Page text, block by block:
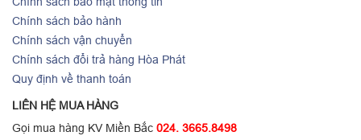
Chính sách bảo hành
Chính sách vận chuyển
Chính sách đổi trả hàng Hòa Phát
Quy định về thanh toán
LIÊN HỆ MUA HÀNG
Gọi mua hàng KV Miền Bắc 024. 3665.8498